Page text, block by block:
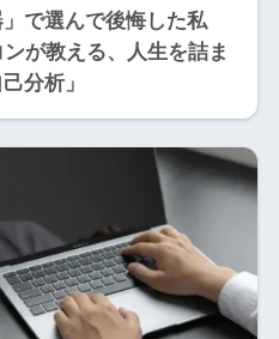
で選んで後悔した私
が教える、人生を詰ま
分析」